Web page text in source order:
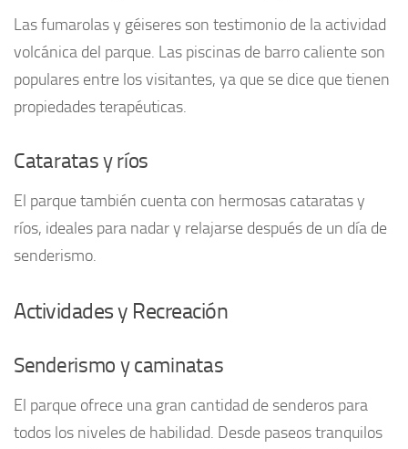
Las fumarolas y géiseres son testimonio de la actividad
volcánica del parque. Las piscinas de barro caliente son
populares entre los visitantes, ya que se dice que tienen
propiedades terapéuticas.
Cataratas y ríos
El parque también cuenta con hermosas cataratas y
ríos, ideales para nadar y relajarse después de un día de
senderismo.
Actividades y Recreación
Senderismo y caminatas
El parque ofrece una gran cantidad de senderos para
todos los niveles de habilidad. Desde paseos tranquilos